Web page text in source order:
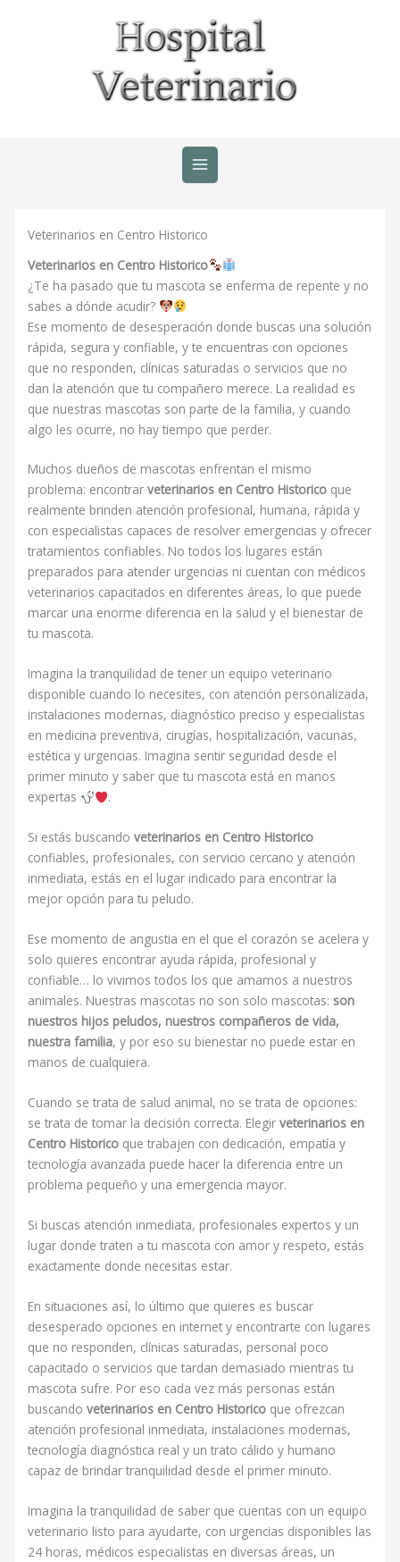
Veterinarios en Centro Historico
Veterinarios en Centro Historico
¿Te ha pasado que tu mascota se enferma de repente y no
sabes a dónde acudir?
Ese momento de desesperación donde buscas una solución
rápida, segura y confiable, y te encuentras con opciones
que no responden, clínicas saturadas o servicios que no
dan la atención que tu compañero merece. La realidad es
que nuestras mascotas son parte de la familia, y cuando
algo les ocurre, no hay tiempo que perder.
Muchos dueños de mascotas enfrentan el mismo
problema: encontrarveterinarios en Centro Historico que
realmente brinden atención profesional, humana, rápida y
con especialistas capaces de resolver emergencias y ofrecer
tratamientos confiables. No todos los lugares están
preparados para atender urgencias ni cuentan con médicos
veterinarios capacitados en diferentes áreas, lo que puede
marcar una enorme diferencia en la salud y el bienestar de
tu mascota.
Imagina la tranquilidad de tener un equipo veterinario
disponible cuando lo necesites, con atención personalizada,
instalaciones modernas, diagnóstico preciso y especialistas
en medicina preventiva, cirugías, hospitalización, vacunas,
estética y urgencias. Imagina sentir seguridad desde el
primer minuto y saber que tu mascota está en manos
expertas
.
Si estás buscandoveterinarios en Centro Historico
confiables, profesionales, con servicio cercano y atención
inmediata, estás en el lugar indicado para encontrar la
mejor opción para tu peludo.
Ese momento de angustia en el que el corazón se acelera y
solo quieres encontrar ayuda rápida, profesional y
confiable… lo vivimos todos los que amamos a nuestros
animales. Nuestras mascotas no son solo mascotas: son
nuestros hijos peludos, nuestros compañeros de vida,
nuestra familia, y por eso su bienestar no puede estar en
manos de cualquiera.
Cuando se trata de salud animal, no se trata de opciones:
se trata de tomar la decisión correcta. Elegirveterinarios en
Centro Historico que trabajen con dedicación, empatía y
tecnología avanzada puede hacer la diferencia entre un
problema pequeño y una emergencia mayor.
Si buscas atención inmediata, profesionales expertos y un
lugar donde traten a tu mascota con amor y respeto, estás
exactamente donde necesitas estar.
En situaciones así, lo último que quieres es buscar
desesperado opciones en internet y encontrarte con lugares
que no responden, clínicas saturadas, personal poco
capacitado o servicios que tardan demasiado mientras tu
mascota sufre. Por eso cada vez más personas están
buscandoveterinarios en Centro Historico que ofrezcan
atención profesional inmediata, instalaciones modernas,
tecnología diagnóstica real y un trato cálido y humano
capaz de brindar tranquilidad desde el primer minuto.
Imagina la tranquilidad de saber que cuentas con un equipo
veterinario listo para ayudarte, con urgencias disponibles las
24 horas, médicos especialistas en diversas áreas, un